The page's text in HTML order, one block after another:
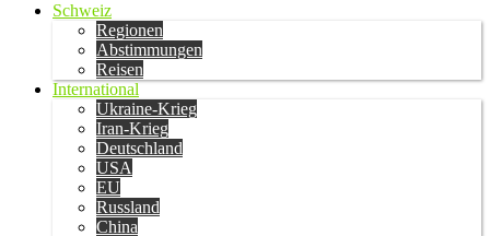
Schweiz
Regionen
Abstimmungen
Reisen
International
Ukraine-Krieg
Iran-Krieg
Deutschland
USA
EU
Russland
China